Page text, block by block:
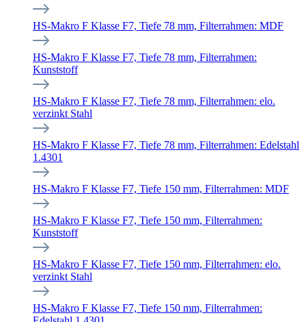
HS-Makro F Klasse F7, Tiefe 78 mm, Filterrahmen: MDF
HS-Makro F Klasse F7, Tiefe 78 mm, Filterrahmen:
Kunststoff
HS-Makro F Klasse F7, Tiefe 78 mm, Filterrahmen: elo.
verzinkt Stahl
HS-Makro F Klasse F7, Tiefe 78 mm, Filterrahmen: Edelstahl
1.4301
HS-Makro F Klasse F7, Tiefe 150 mm, Filterrahmen: MDF
HS-Makro F Klasse F7, Tiefe 150 mm, Filterrahmen:
Kunststoff
HS-Makro F Klasse F7, Tiefe 150 mm, Filterrahmen: elo.
verzinkt Stahl
HS-Makro F Klasse F7, Tiefe 150 mm, Filterrahmen: